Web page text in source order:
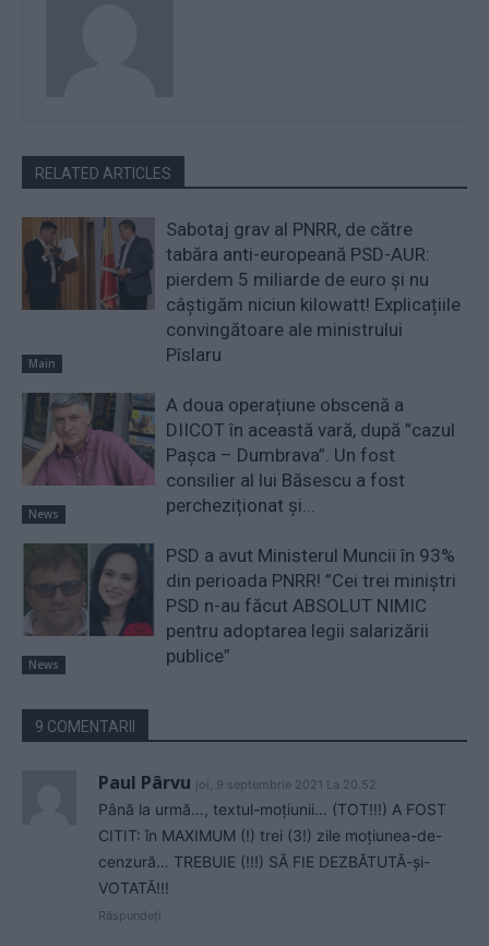
RELATED ARTICLES
Main
Sabotaj grav al PNRR, de către
tabăra anti-europeană PSD-AUR:
pierdem 5 miliarde de euro și nu
câștigăm niciun kilowatt! Explicațiile
convingătoare ale ministrului
Pîslaru
News
A doua operațiune obscenă a
DIICOT în această vară, după ”cazul
Pașca – Dumbrava”. Un fost
consilier al lui Băsescu a fost
percheziționat și...
News
PSD a avut Ministerul Muncii în 93%
din perioada PNRR! ”Cei trei miniştri
PSD n-au făcut ABSOLUT NIMIC
pentru adoptarea legii salarizării
publice”
9 COMENTARII
Paul Pârvu joi, 9 septembrie 2021 La 20.52
Până la urmă…, textul-moțiunii… (TOT!!!) A FOST
CITIT: în MAXIMUM (!) trei (3!) zile moțiunea-de-
cenzură… TREBUIE (!!!) SĂ FIE DEZBĂTUTĂ-și-
VOTATĂ!!!
Răspundeți